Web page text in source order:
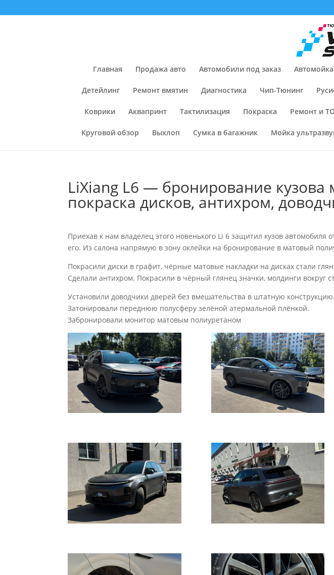
Главная Продажа авто Автомобили под заказ Автомойка
Детейлинг Ремонт вмятин Диагностика Чип-Тюнинг
Коврики Аквапринт Тактилизация Покраска Ремонт и ТО
Круговой обзор Выхлоп Сумка в багажник Мойка
LiXiang L6 — бронирование
покраска дисков, антихром,
Приехав к нам владелец этого новенького Li 6 защитил кузов
его. Из салона напрямую в зону оклейки на бронирование в матовый
Покрасили диски в графит, чёрные матовые накладки на дисках стали
Сделали антихром. Покрасили в чёрный глянец значки, молдинги вокруг
Установили доводчики дверей без вмешательства в штатную конструкцию.
Затонировали переднюю полусферу зелёной атермальной плёнкой.
Забронировали монитор матовым полиуретаном